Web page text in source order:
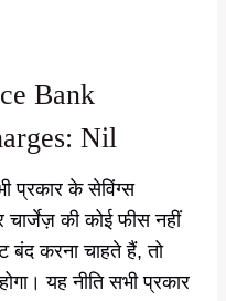
Bank
Nil
प्रकार के सेविंग्स
की कोई फीस नहीं
करना चाहते हैं, तो
यह नीति सभी प्रकार